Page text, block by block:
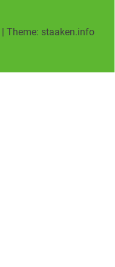
| Theme: staaken.info